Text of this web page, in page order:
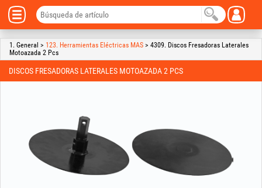
1. General > 123. Herramientas Eléctricas MAS > 4309. Discos Fresadoras Laterales
Motoazada 2 Pcs
DISCOS FRESADORAS LATERALES MOTOAZADA 2 PCS